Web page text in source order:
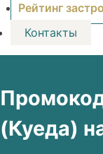
Рейтинг
Контакты
(Куеда)